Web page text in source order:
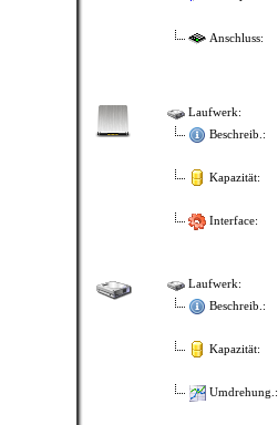
Anschluss:
Laufwerk:
Beschreib.:
Kapazität:
Interface:
Laufwerk:
Beschreib.:
Kapazität:
Umdrehung.: